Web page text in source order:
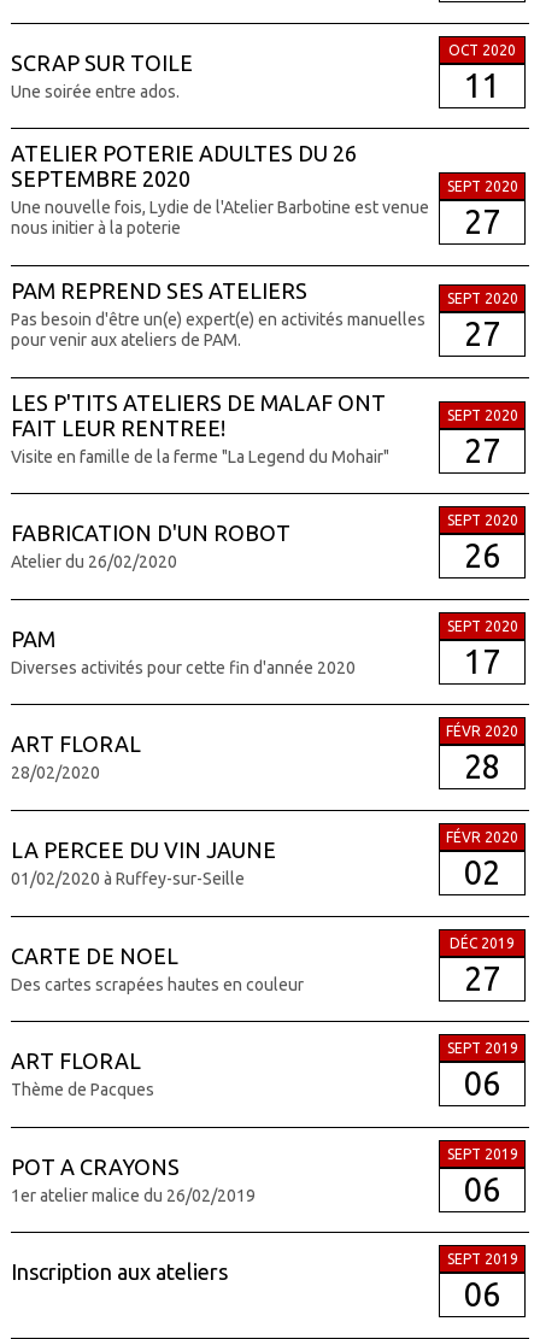
SCRAP SUR TOILE
Une soirée entre ados.
OCT 2020
11
ATELIER POTERIE ADULTES DU 26
SEPTEMBRE 2020
Une nouvelle fois, Lydie de l'Atelier Barbotine est venue
nous initier à la poterie
SEPT 2020
27
PAM REPREND SES ATELIERS
Pas besoin d'être un(e) expert(e) en activités manuelles
pour venir aux ateliers de PAM.
SEPT 2020
27
LES P'TITS ATELIERS DE MALAF ONT
FAIT LEUR RENTREE!
Visite en famille de la ferme "La Legend du Mohair"
SEPT 2020
27
FABRICATION D'UN ROBOT
Atelier du 26/02/2020
SEPT 2020
26
PAM
Diverses activités pour cette fin d'année 2020
SEPT 2020
17
ART FLORAL
28/02/2020
FÉVR 2020
28
LA PERCEE DU VIN JAUNE
01/02/2020 à Ruffey-sur-Seille
FÉVR 2020
02
CARTE DE NOEL
Des cartes scrapées hautes en couleur
DÉC 2019
27
ART FLORAL
Thème de Pacques
SEPT 2019
06
POT A CRAYONS
1er atelier malice du 26/02/2019
SEPT 2019
06
Inscription aux ateliers
SEPT 2019
06